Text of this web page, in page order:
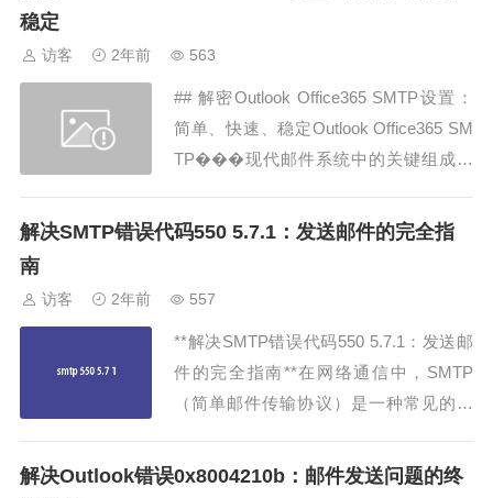
Q...
稳定
访客 2年前 563
## 解密Outlook Office365 SMTP设置：
简单、快速、稳定Outlook Office365 SM
TP���现代邮件系统中的关键组成部
务。无论您是个人用户还是企业用户，了
解决SMTP错误代码550 5.7.1：发送邮件的完全指
南
访客 2年前 557
**解决SMTP错误代码550 5.7.1：发送邮
件的完全指南**在网络通信中，SMTP
（简单邮件传输协议）是一种常见的协
能会遇到SMTP错误代码550 5.7.1，这可
解决Outlook错误0x8004210b：邮件发送问题的终